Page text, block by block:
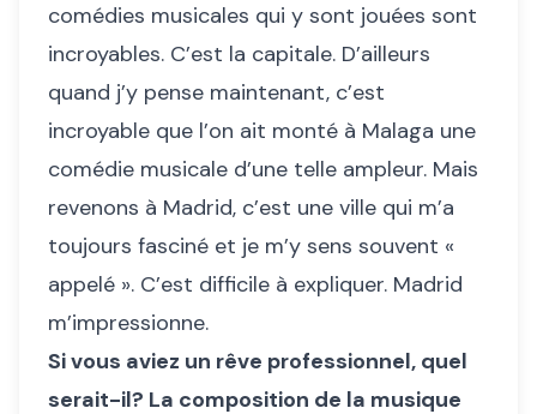
comédies musicales qui y sont jouées sont
incroyables. C’est la capitale. D’ailleurs
quand j’y pense maintenant, c’est
incroyable que l’on ait monté à Malaga une
comédie musicale d’une telle ampleur. Mais
revenons à Madrid, c’est une ville qui m’a
toujours fasciné et je m’y sens souvent «
appelé ». C’est difficile à expliquer. Madrid
m’impressionne.
Si vous aviez un rêve professionnel, quel
serait-il? La composition de la musique